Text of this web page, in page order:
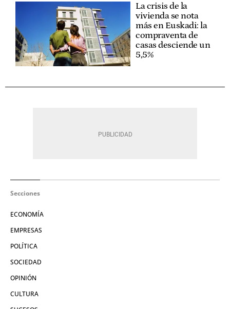
La crisis de la
vivienda se nota
más en Euskadi: la
compraventa de
casas desciende un
5,5%
Secciones
ECONOMÍA
EMPRESAS
POLÍTICA
SOCIEDAD
OPINIÓN
CULTURA